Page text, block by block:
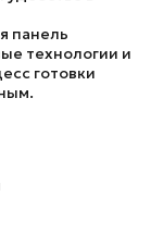
панель
технологии и
готовки